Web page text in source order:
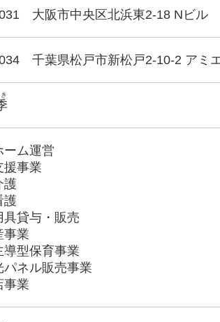
大阪市中央区北浜東2-18 Nビル
千葉県松戸市新松戸2-10-2 アミ
ーム運営
援事業
護
護
具貸与・販売
事業
導型保育事業
パネル販売事業
事業